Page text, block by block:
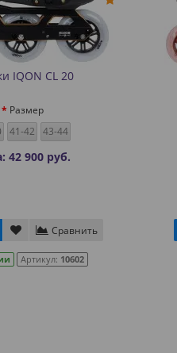
IQON CL 20
Размер
41-42 43-44
42 900 руб.
Сравнить
Артикул: 10602